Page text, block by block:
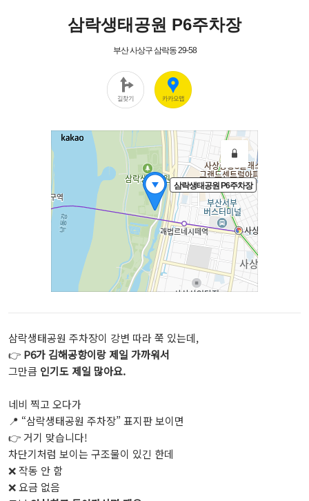
삼락생태공원 주차장이 강변 따라 쭉 있는데,
👉 P6가 김해공항이랑 제일 가까워서
그만큼 인기도 제일 많아요.
네비 찍고 오다가
📍 “삼락생태공원 주차장” 표지판 보이면
👉 거기 맞습니다!
차단기처럼 보이는 구조물이 있긴 한데
❌ 작동 안 함
❌ 요금 없음